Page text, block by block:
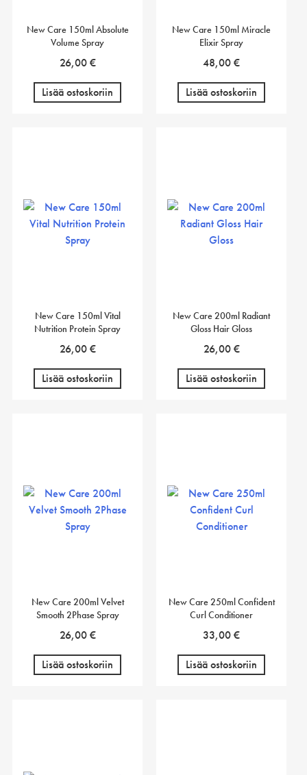
New Care 150ml Absolute
Volume Spray
26,00€
Lisää ostoskoriin
New Care 150ml Miracle
Elixir Spray
48,00€
Lisää ostoskoriin
New Care 150ml Vital
Nutrition Protein Spray
26,00€
Lisää ostoskoriin
New Care 200ml Radiant
Gloss Hair Gloss
26,00€
Lisää ostoskoriin
New Care 200ml Velvet
Smooth 2Phase Spray
26,00€
Lisää ostoskoriin
New Care 250ml Confident
Curl Conditioner
33,00€
Lisää ostoskoriin